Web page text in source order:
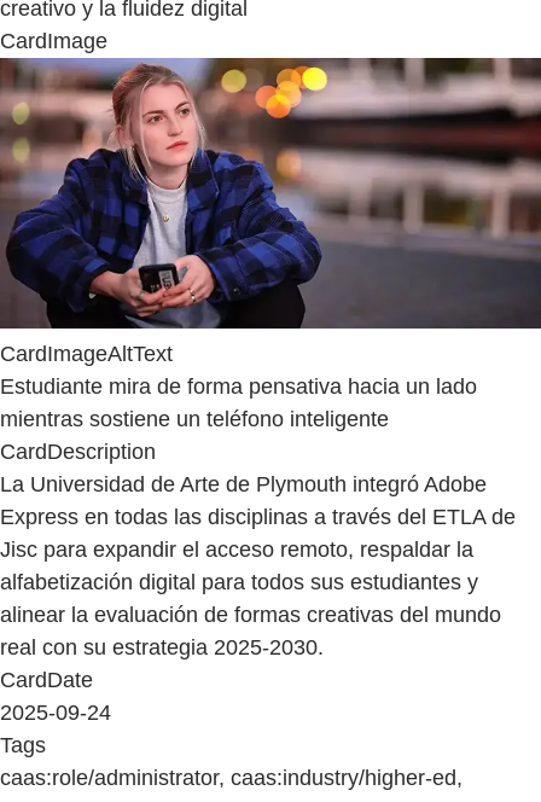
creativo y la fluidez digital
CardImage
CardImageAltText
Estudiante mira de forma pensativa hacia un lado
mientras sostiene un teléfono inteligente
CardDescription
La Universidad de Arte de Plymouth integró Adobe
Express en todas las disciplinas a través del ETLA de
Jisc para expandir el acceso remoto, respaldar la
alfabetización digital para todos sus estudiantes y
alinear la evaluación de formas creativas del mundo
real con su estrategia 2025-2030.
CardDate
2025-09-24
Tags
caas:role/administrator, caas:industry/higher-ed,